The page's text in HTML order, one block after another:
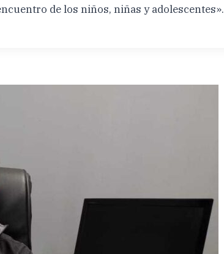
de los niños, niñas y adolescentes».